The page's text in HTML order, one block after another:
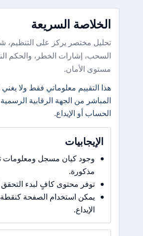
الخلاصة السريعة
تحليل مختصر يركز على التنظيم،
السحب، إشارات الخطر، والحكم
مستوى الأمان.
هذا التقييم معلوماتي فقط ولا
المباشر من الجهة الرقابية
الحساب أو الإيداع.
الإيجابيات
وجود كيان مسجل ومعلومات
مذكورة.
توفر محتوى كافٍ لبدء التحقق
يمكن استخدام الصفحة
الإيداع.